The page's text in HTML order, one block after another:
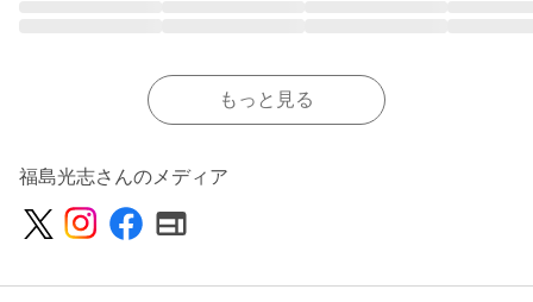
もっと見る
福島光志さんのメディア